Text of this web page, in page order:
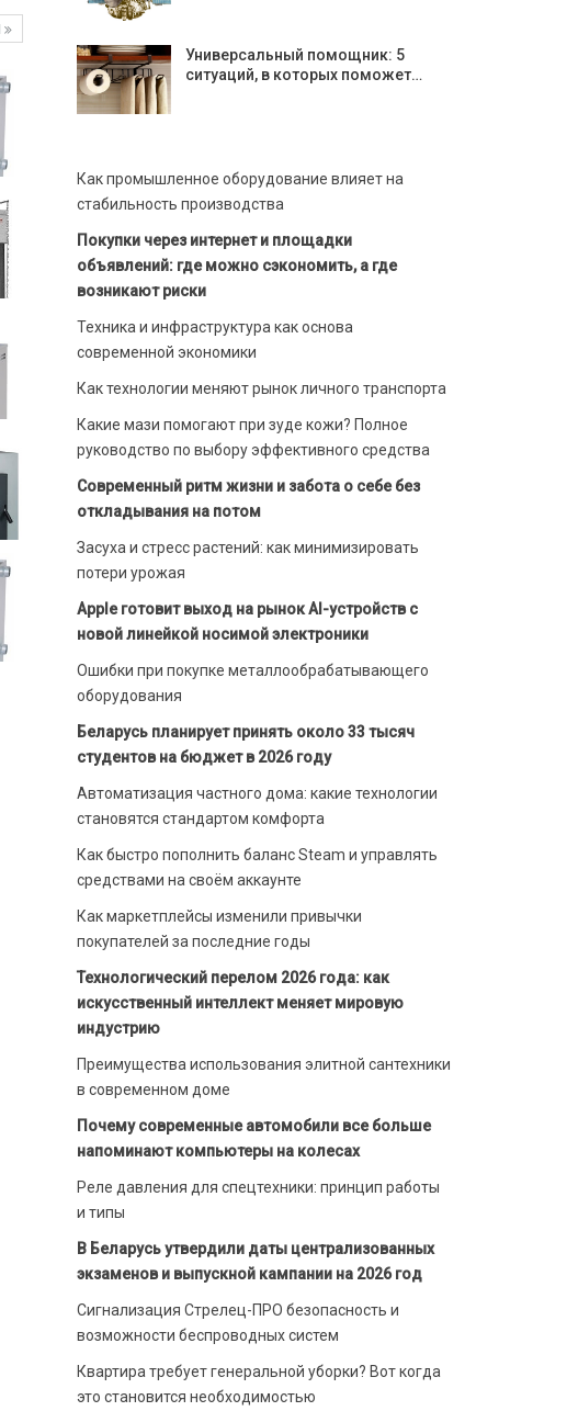
Универсальный помощник: 5
ситуаций, в которых поможет…
Как промышленное оборудование влияет на
стабильность производства
Покупки через интернет и площадки
объявлений: где можно сэкономить, а где
возникают риски
Техника и инфраструктура как основа
современной экономики
Как технологии меняют рынок личного транспорта
Какие мази помогают при зуде кожи? Полное
руководство по выбору эффективного средства
Современный ритм жизни и забота о себе без
откладывания на потом
Засуха и стресс растений: как минимизировать
потери урожая
Apple готовит выход на рынок AI-устройств с
новой линейкой носимой электроники
Ошибки при покупке металлообрабатывающего
оборудования
Беларусь планирует принять около 33 тысяч
студентов на бюджет в 2026 году
Автоматизация частного дома: какие технологии
становятся стандартом комфорта
Как быстро пополнить баланс Steam и управлять
средствами на своём аккаунте
Как маркетплейсы изменили привычки
покупателей за последние годы
Технологический перелом 2026 года: как
искусственный интеллект меняет мировую
индустрию
Преимущества использования элитной сантехники
в современном доме
Почему современные автомобили все больше
напоминают компьютеры на колесах
Реле давления для спецтехники: принцип работы
и типы
В Беларусь утвердили даты централизованных
экзаменов и выпускной кампании на 2026 год
Сигнализация Стрелец-ПРО безопасность и
возможности беспроводных систем
Квартира требует генеральной уборки? Вот когда
это становится необходимостью